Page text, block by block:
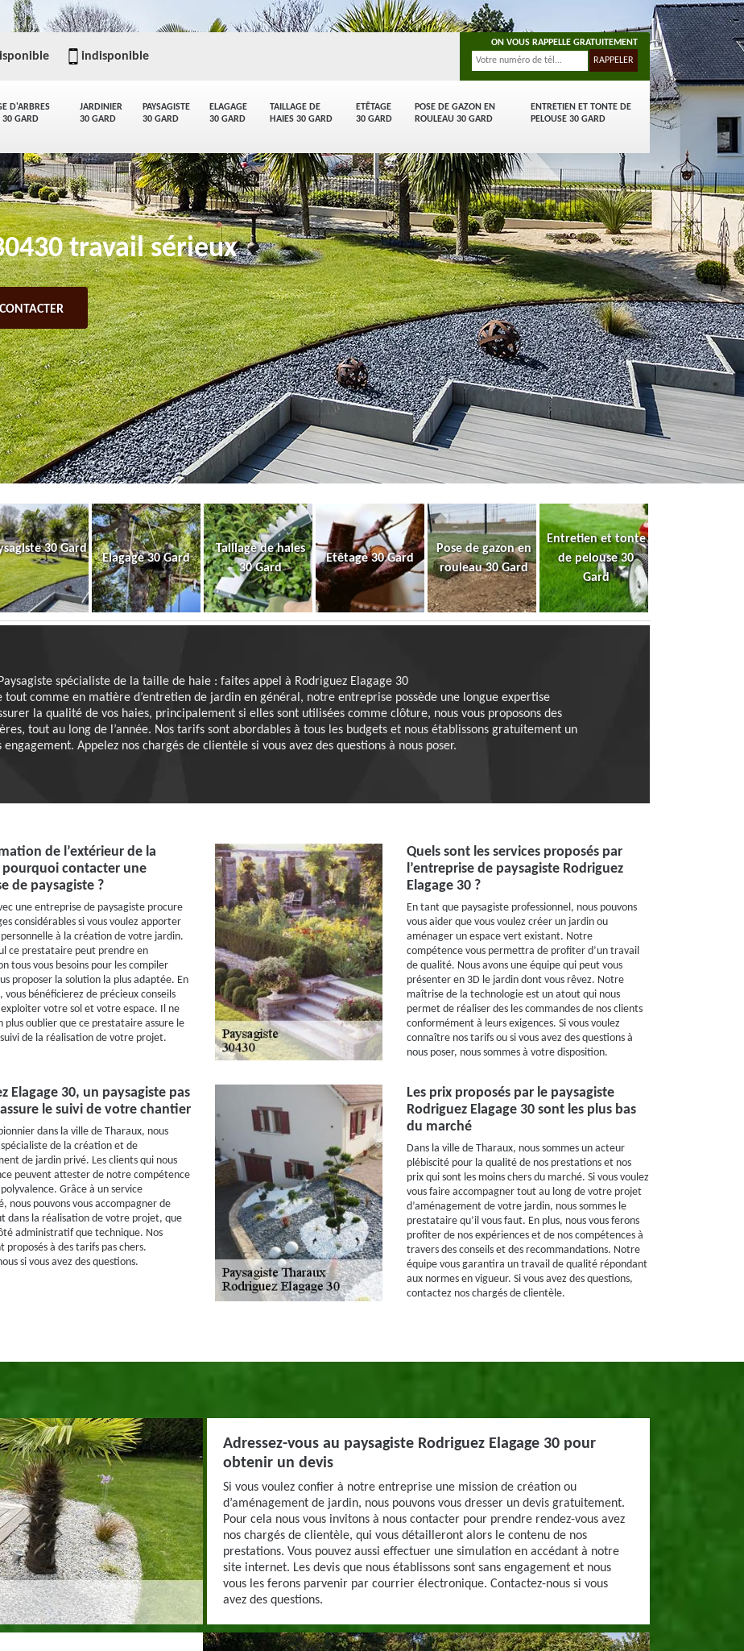
D'ARBRES
30 GARD
JARDINIER
30 GARD
PAYSAGISTE
30 GARD
ELAGAGE
30 GARD
TAILLAGE DE
HAIES 30 GARD
ETÊTAGE
30 GARD
POSE DE GAZON EN
ROULEAU 30 GARD
ENTRETIEN ET TONTE DE
PELOUSE 30 GARD
indisponible
ON VOUS RAPPELLE GRATUITEMENT
travail sérieux
30 Gard
Elagage 30 Gard
Taillage de haies
30 Gard
Etêtage 30 Gard
Pose de gazon en
rouleau 30 Gard
Entretien et tonte
de pelouse 30
Gard
Paysagiste spécialiste de la taille de haie : faites appel à Rodriguez Elagage 30
tout comme en matière d’entretien de jardin en général, notre entreprise possède une longue expertise
la qualité de vos haies, principalement si elles sont utilisées comme clôture, nous vous proposons des
tout au long de l’année. Nos tarifs sont abordables à tous les budgets et nous établissons gratuitement un
engagement. Appelez nos chargés de clientèle si vous avez des questions à nous poser.
de l’extérieur de la
pourquoi contacter une
de paysagiste ?
une entreprise de paysagiste procure
considérables si vous voulez apporter
à la création de votre jardin.
ce prestataire peut prendre en
tous vous besoins pour les compiler
proposer la solution la plus adaptée. En
vous bénéficierez de précieux conseils
votre sol et votre espace. Il ne
plus oublier que ce prestataire assure le
de la réalisation de votre projet.
Quels sont les services proposés par
l’entreprise de paysagiste Rodriguez
Elagage 30 ?
En tant que paysagiste professionnel, nous pouvons
vous aider que vous voulez créer un jardin ou
aménager un espace vert existant. Notre
compétence vous permettra de profiter d’un travail
de qualité. Nous avons une équipe qui peut vous
présenter en 3D le jardin dont vous rêvez. Notre
maîtrise de la technologie est un atout qui nous
permet de réaliser des les commandes de nos clients
conformément à leurs exigences. Si vous voulez
connaître nos tarifs ou si vous avez des questions à
nous poser, nous sommes à votre disposition.
Elagage 30, un paysagiste pas
le suivi de votre chantier
dans la ville de Tharaux, nous
de la création et de
de jardin privé. Les clients qui nous
peuvent attester de notre compétence
Grâce à un service
nous pouvons vous accompagner de
dans la réalisation de votre projet, que
administratif que technique. Nos
proposés à des tarifs pas chers.
si vous avez des questions.
Les prix proposés par le paysagiste
Rodriguez Elagage 30 sont les plus bas
du marché
Dans la ville de Tharaux, nous sommes un acteur
plébiscité pour la qualité de nos prestations et nos
prix qui sont les moins chers du marché. Si vous voulez
vous faire accompagner tout au long de votre projet
d’aménagement de votre jardin, nous sommes le
prestataire qu’il vous faut. En plus, nous vous ferons
profiter de nos expériences et de nos compétences à
travers des conseils et des recommandations. Notre
équipe vous garantira un travail de qualité répondant
aux normes en vigueur. Si vous avez des questions,
contactez nos chargés de clientèle.
Adressez-vous au paysagiste Rodriguez Elagage 30 pour
obtenir un devis
Si vous voulez confier à notre entreprise une mission de création ou
d’aménagement de jardin, nous pouvons vous dresser un devis gratuitement.
Pour cela nous vous invitons à nous contacter pour prendre rendez-vous avez
nos chargés de clientèle, qui vous détailleront alors le contenu de nos
prestations. Vous pouvez aussi effectuer une simulation en accédant à notre
site internet. Les devis que nous établissons sont sans engagement et nous
vous les ferons parvenir par courrier électronique. Contactez-nous si vous
avez des questions.